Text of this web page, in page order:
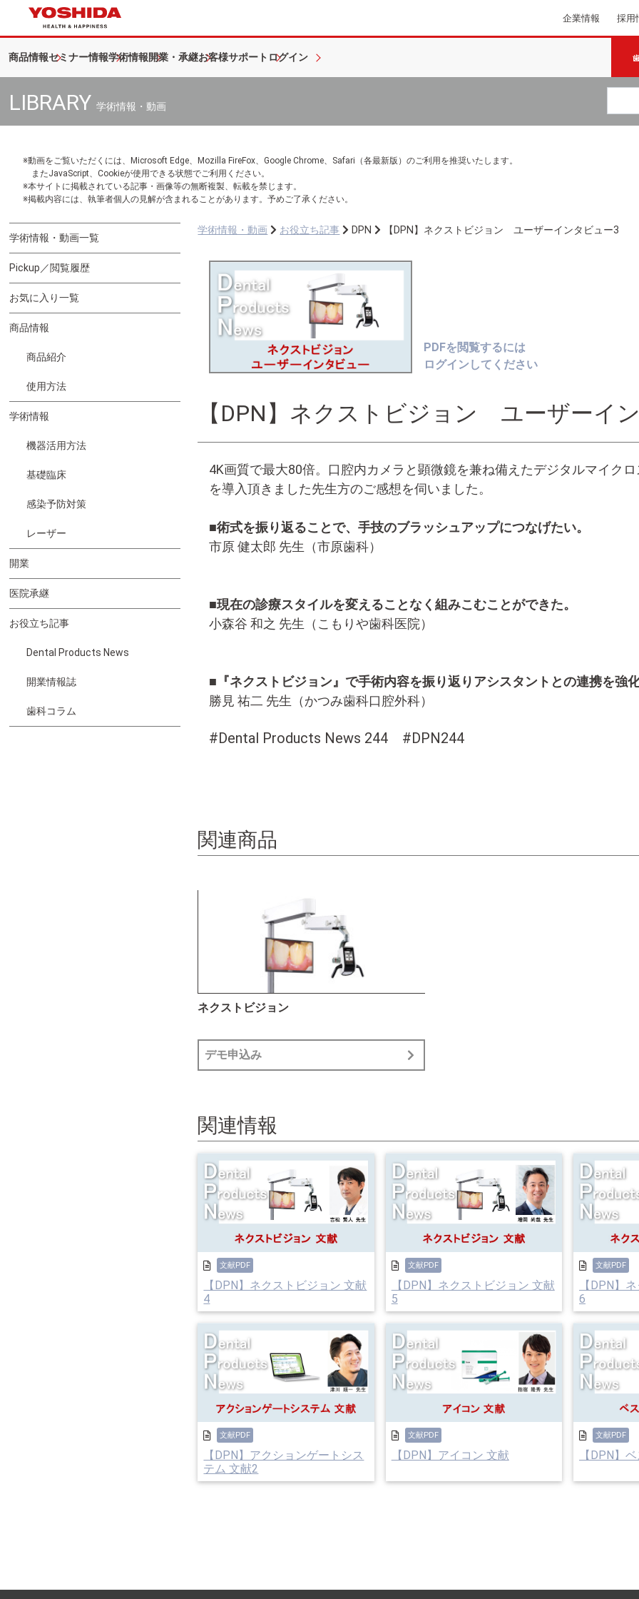
企業情報 採用
商品情報セミナー情報学術情報開業・承継お客様サポート ログイン
LIBRARY 学術情報・動画
※動画をご覧いただくには、Microsoft Edge、Mozilla FireFox、Google Chrome、Safari（各最新版）のご利用を推奨いたします。
またJavaScript、Cookieが使用できる状態でご利用ください。
※本サイトに掲載されている記事・画像等の無断複製、転載を禁じます。
※掲載内容には、執筆者個人の見解が含まれることがあります。予めご了承ください。
学術情報・動画一覧
Pickup／閲覧履歴
お気に入り一覧
商品情報
商品紹介
使用方法
学術情報
機器活用方法
基礎臨床
感染予防対策
レーザー
開業
医院承継
お役立ち記事
Dental Products News
開業情報誌
歯科コラム
学術情報・動画 お役立ち記事 DPN 【DPN】ネクストビジョン ユーザーインタビュー3
PDFを閲覧するには
ログインしてください
【DPN】ネクストビジョン ユーザーイ
4K画質で最大80倍。口腔内カメラと顕微鏡を兼ね備えたデジタルマイク
を導入頂きました先生方のご感想を伺いました。
■術式を振り返ることで、手技のブラッシュアップにつなげたい。
市原 健太郎 先生（市原歯科）
■現在の診療スタイルを変えることなく組みこむことができた。
小森谷 和之 先生（こもりや歯科医院）
■『ネクストビジョン』で手術内容を振り返りアシスタントとの連携を強
勝見 祐二 先生（かつみ歯科口腔外科）
#Dental Products News 244 #DPN244
関連商品
ネクストビジョン
デモ申込み
関連情報
文献PDF
【DPN】ネクストビジョン 文献
4
文献PDF
【DPN】ネクストビジョン 文献
5
文献PDF
【DPN】
6
文献PDF
【DPN】アクションゲートシス
テム 文献2
文献PDF
【DPN】アイコン 文献
文献PDF
【DPN】